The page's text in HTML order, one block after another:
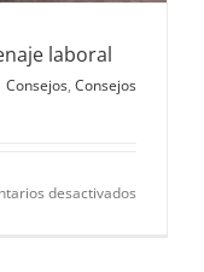
laboral
Consejos, Consejos
desactivados